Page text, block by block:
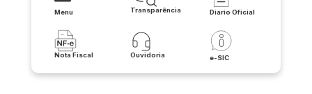
Menu Transparência Diário Oficial
Nota Fiscal Ouvidoria e-SIC